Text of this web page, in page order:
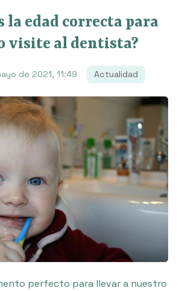
la edad correcta para
visite al dentista?
de 2021, 11:49 Actualidad
perfecto para llevar a nuestro